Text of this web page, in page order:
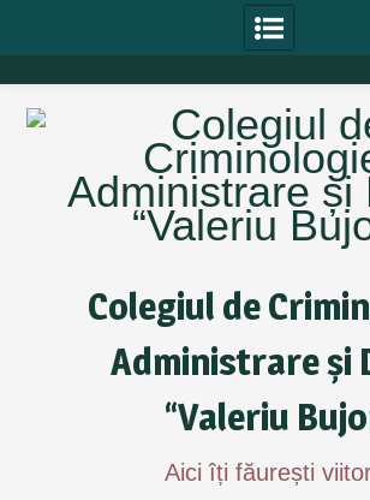
Colegiul de
Administrare și
“Valeriu
Aici îți făurești